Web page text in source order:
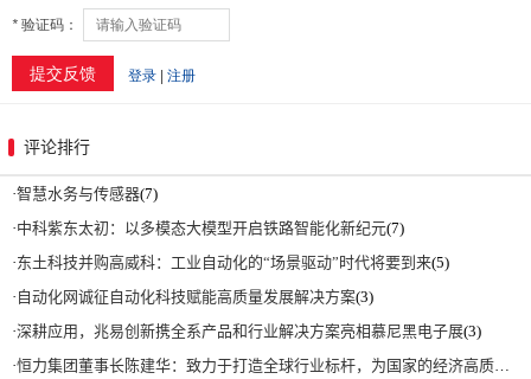
评论排行
·智慧水务与传感器(7)
·中科紫东太初：以多模态大模型开启铁路智能化新纪元(7)
·东土科技并购高威科：工业自动化的“场景驱动”时代将要到来(5)
· 自动化网诚征自动化科技赋能高质量发展解决方案(3)
·深耕应用，兆易创新携全系产品和行业解决方案亮相慕尼黑电子展(3)
·恒力集团董事长陈建华：致力于打造全球行业标杆，为国家的经济高质量发展贡献更大力量|上海电气集团党委书记、董事长吴磊来访